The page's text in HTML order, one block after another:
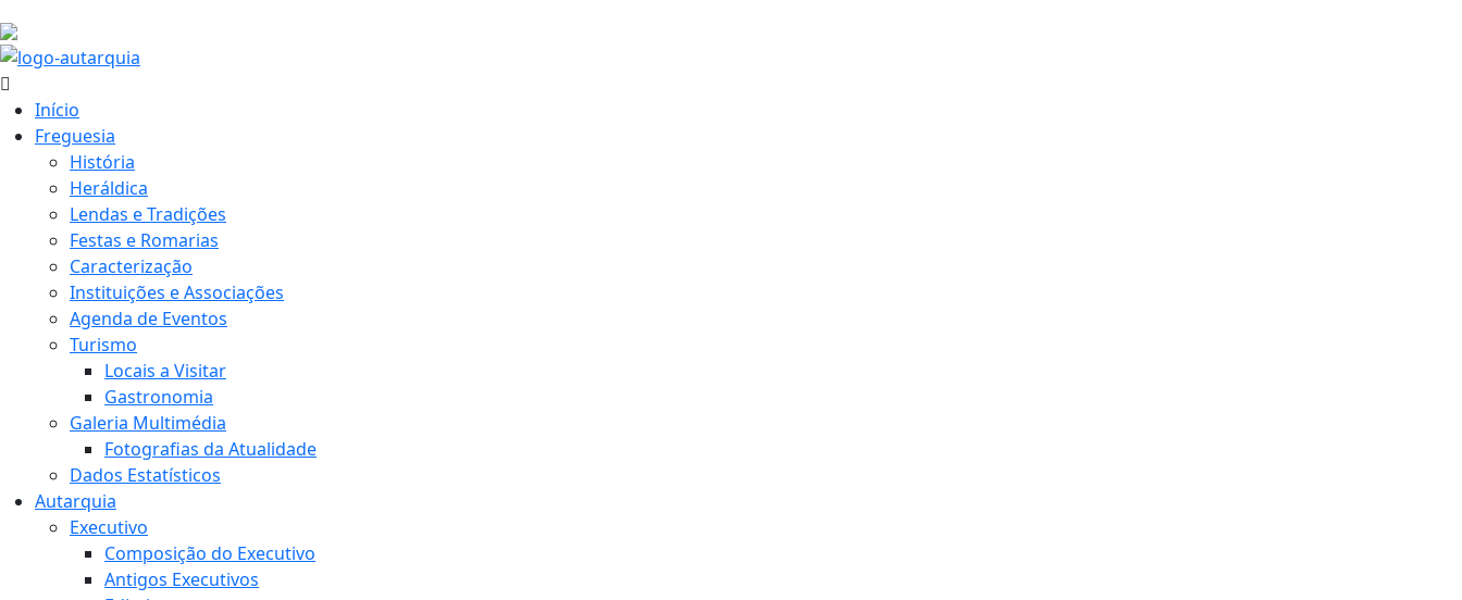
Início
Freguesia
História
Heráldica
Lendas e Tradições
Festas e Romarias
Caracterização
Instituições e Associações
Agenda de Eventos
Turismo
Locais a Visitar
Gastronomia
Galeria Multimédia
Fotografias da Atualidade
Dados Estatísticos
Autarquia
Executivo
Composição do Executivo
Antigos Executivos